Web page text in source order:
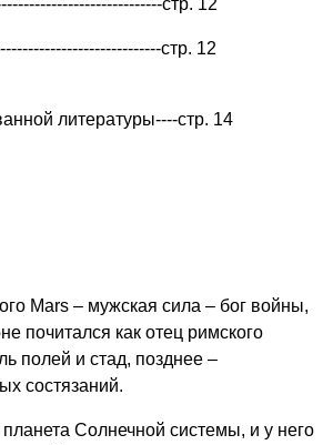
стр. 12
стр. 12
литературы----стр. 14
Mars – мужская сила – бог войны,
почитался как отец римского
полей и стад, позднее –
состязаний.
Солнечной системы, и у него